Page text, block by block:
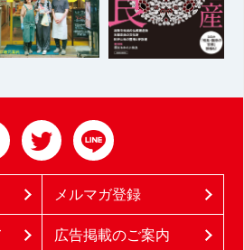
メルマガ登録
広告掲載のご案内